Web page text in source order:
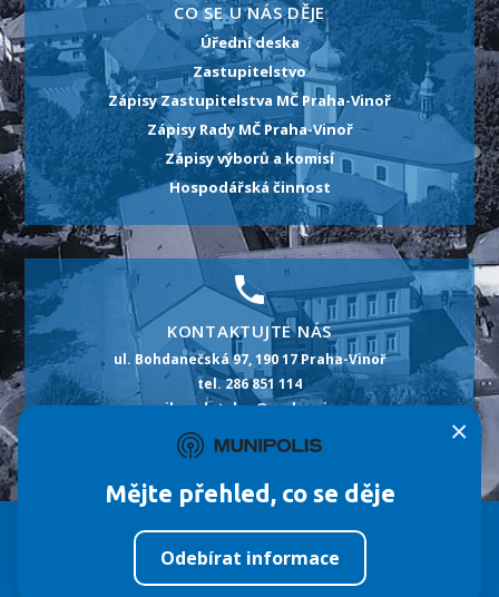
CO SE U NÁS DĚJE
Úřední deska
Zastupitelstvo
Zápisy Zastupitelstva MČ Praha-Vinoř
Zápisy Rady MČ Praha-Vinoř
Zápisy výborů a komisí
Hospodářská činnost
KONTAKTUJTE NÁS
ul. Bohdanečská 97, 190 17 Praha-Vinoř
tel. 286 851 114
e-mail: podatelna@praha-vinor.cz
id datové schránky: m5pbt2p
Tvorba webových stránek: ImperialMedia
Městská část Úřad MČ Život ve Vinoři
×
Mějte přehled, co se děje
Odebírat informace